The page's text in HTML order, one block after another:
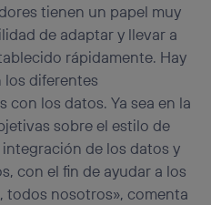
tienen un papel muy
de adaptar y llevar a
rápidamente. Hay
diferentes
los datos. Ya sea en la
sobre el estilo de
de los datos y
con el fin de ayudar a los
todos nosotros», comenta